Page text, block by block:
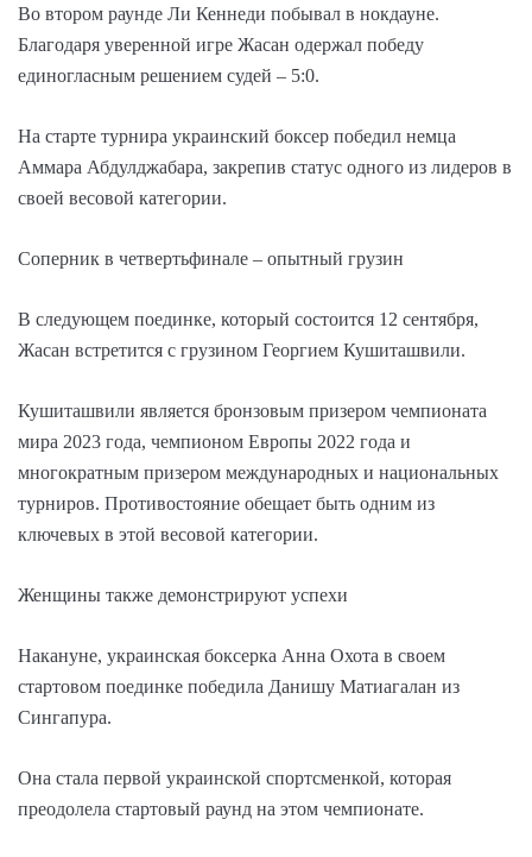
Во втором раунде Ли Кеннеди побывал в нокдауне.
Благодаря уверенной игре Жасан одержал победу
единогласным решением судей – 5:0.
На старте турнира украинский боксер победил немца
Аммара Абдулджабара, закрепив статус одного из лидеров в
своей весовой категории.
Соперник в четвертьфинале – опытный грузин
В следующем поединке, который состоится 12 сентября,
Жасан встретится с грузином Георгием Кушиташвили.
Кушиташвили является бронзовым призером чемпионата
мира 2023 года, чемпионом Европы 2022 года и
многократным призером международных и национальных
турниров. Противостояние обещает быть одним из
ключевых в этой весовой категории.
Женщины также демонстрируют успехи
Накануне, украинская боксерка Анна Охота в своем
стартовом поединке победила Данишу Матиагалан из
Сингапура.
Она стала первой украинской спортсменкой, которая
преодолела стартовый раунд на этом чемпионате.